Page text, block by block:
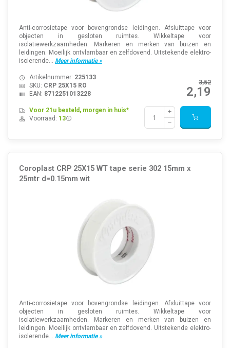
Anti-corrosietape voor bovengrondse leidingen. Afsluittape voor
objecten in gesloten ruimtes. Wikkeltape voor
isolatiewerkzaamheden. Markeren en merken van buizen en
leidingen. Moeilijk ontvlambaar en zelfdovend. Uitstekende elektro-
isolerende... Meer informatie »
3,52
2,19
Artikelnummer: 225133
SKU: CRP 25X15 RO
EAN: 8712251013228
Voor 21u besteld, morgen in huis*
Voorraad: 13
Coroplast CRP 25X15 WT tape serie 302 15mm x
25mtr d=0.15mm wit
Anti-corrosietape voor bovengrondse leidingen. Afsluittape voor
objecten in gesloten ruimtes. Wikkeltape voor
isolatiewerkzaamheden. Markeren en merken van buizen en
leidingen. Moeilijk ontvlambaar en zelfdovend. Uitstekende elektro-
isolerende... Meer informatie »